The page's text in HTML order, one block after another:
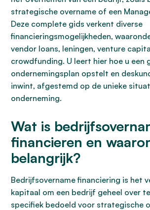
strategische overname of een
Deze complete gids verkent diverse
financieringsmogelijkheden,
vendor loans, leningen, venture
crowdfunding. U leert hier hoe u een
ondernemingsplan opstelt en
inwint, afgestemd op de unieke
onderneming.
Wat is
financieren en
belangrijk?
Bedrijfsovername financiering is het
kapitaal om een bedrijf geheel over
specifiek bedoeld voor strategische